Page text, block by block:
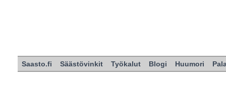
Saasto.fi Säästövinkit Työkalut Blogi Huumori